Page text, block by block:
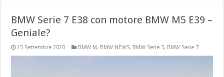
BMW Serie 7 E38 con motore BMW M5 E39 –
Geniale?
15 Settembre 2020 BMW M, BMW NEWS, BMW Serie 5, BMW Serie 7